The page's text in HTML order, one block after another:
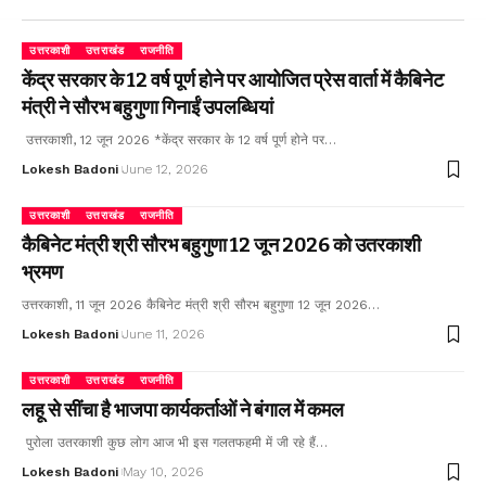
उत्तरकाशी उत्तराखंड राजनीति
केंद्र सरकार के 12 वर्ष पूर्ण होने पर आयोजित प्रेस वार्ता में कैबिनेट
मंत्री ने सौरभ बहुगुणा गिनाईं उपलब्धियां
उत्तरकाशी, 12 जून 2026 *केंद्र सरकार के 12 वर्ष पूर्ण होने पर…
Lokesh Badoni June 12, 2026
उत्तरकाशी उत्तराखंड राजनीति
कैबिनेट मंत्री श्री सौरभ बहुगुणा 12 जून 2026 को उतरकाशी
भ्रमण
उत्तरकाशी, 11 जून 2026 कैबिनेट मंत्री श्री सौरभ बहुगुणा 12 जून 2026…
Lokesh Badoni June 11, 2026
उत्तरकाशी उत्तराखंड राजनीति
लहू से सींचा है भाजपा कार्यकर्ताओं ने बंगाल में कमल
पुरोला उतरकाशी कुछ लोग आज भी इस गलतफहमी में जी रहे हैं…
Lokesh Badoni May 10, 2026